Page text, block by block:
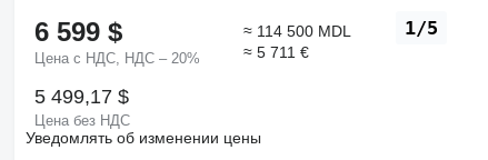
1/5
6 599 $
Цена с НДС, НДС – 20%
≈ 114 500 MDL
≈ 5 711 €
5 499,17 $
Цена без НДС
Уведомлять об изменении цены